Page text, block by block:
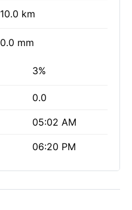
10.0 km
0.0 mm
3%
0.0
05:02 AM
06:20 PM